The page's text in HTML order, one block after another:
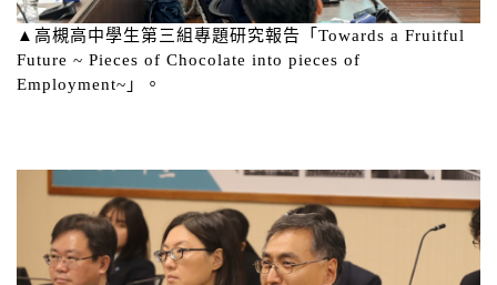
▲高槻高中學生第三組專題研究報告「Towards a Fruitful
Future ~ Pieces of Chocolate into pieces of
Employment~」。